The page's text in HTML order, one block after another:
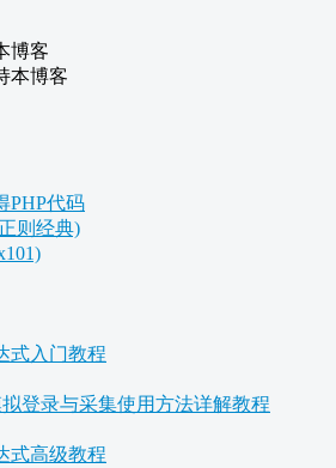
PHP代码
则经典)
式入门教程
登录与采集使用方法详解教程
式高级教程